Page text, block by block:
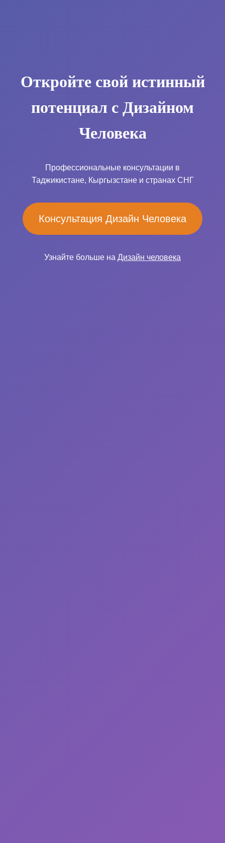
Откройте свой истинный
потенциал с Дизайном
Человека
Профессиональные консультации в
Таджикистане, Кыргызстане и странах СНГ
Консультация Дизайн Человека
Узнайте больше на Дизайн человека